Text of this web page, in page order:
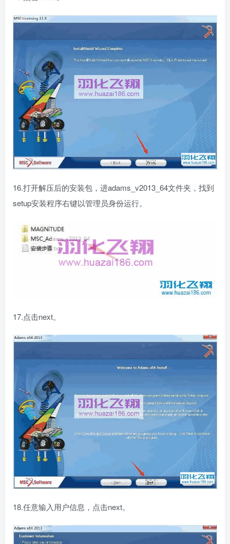
16.打开解压后的安装包，进adams_v2013_64文件夹，找到
setup安装程序右键以管理员身份运行。
17.点击next。
18.任意输入用户信息，点击next。